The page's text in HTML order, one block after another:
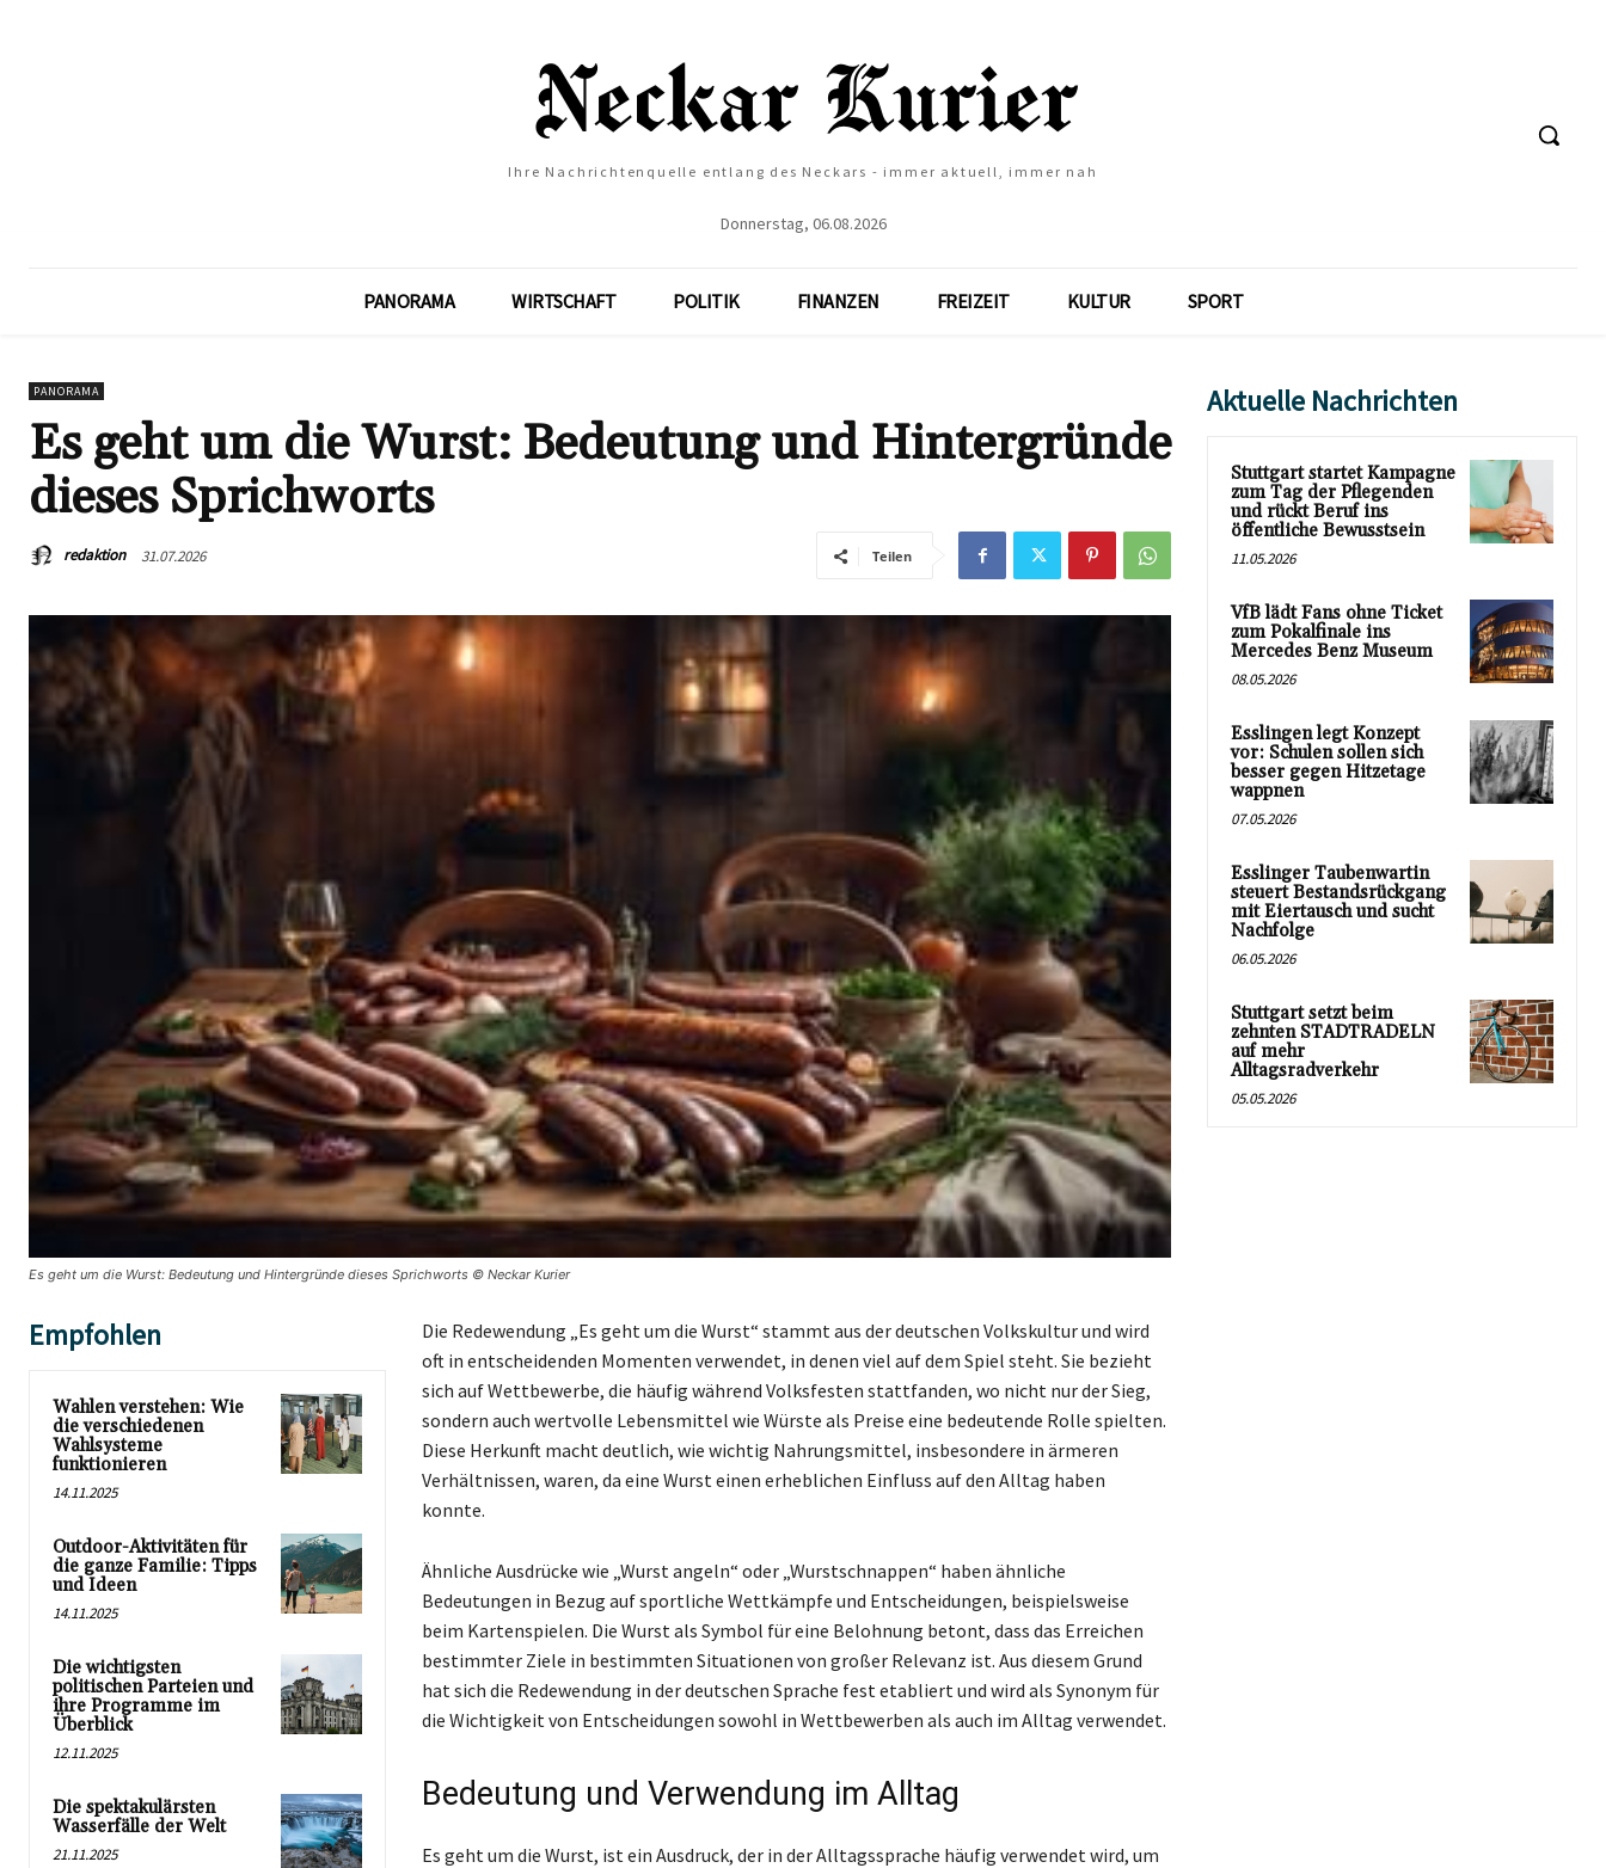
Ihre Nachrichtenquelle entlang des Neckars - immer aktuell, immer nah
Donnerstag, 06.08.2026
PANORAMA WIRTSCHAFT POLITIK FINANZEN FREIZEIT KULTUR SPORT
PANORAMA
Es geht um die Wurst: Bedeutung und Hintergründe
dieses Sprichworts
redaktion 31.07.2026 Teilen
Es geht um die Wurst: Bedeutung und Hintergründe dieses Sprichworts © Neckar Kurier
Empfohlen
Wahlen verstehen: Wie
die verschiedenen
Wahlsysteme
funktionieren
14.11.2025
Outdoor-Aktivitäten für
die ganze Familie: Tipps
und Ideen
14.11.2025
Die wichtigsten
politischen Parteien und
ihre Programme im
Überblick
12.11.2025
Die spektakulärsten
Wasserfälle der Welt
21.11.2025
Die Redewendung „Es geht um die Wurst“ stammt aus der deutschen Volkskultur und wird
oft in entscheidenden Momenten verwendet, in denen viel auf dem Spiel steht. Sie bezieht
sich auf Wettbewerbe, die häufig während Volksfesten stattfanden, wo nicht nur der Sieg,
sondern auch wertvolle Lebensmittel wie Würste als Preise eine bedeutende Rolle spielten.
Diese Herkunft macht deutlich, wie wichtig Nahrungsmittel, insbesondere in ärmeren
Verhältnissen, waren, da eine Wurst einen erheblichen Einfluss auf den Alltag haben
konnte.
Ähnliche Ausdrücke wie „Wurst angeln“ oder „Wurstschnappen“ haben ähnliche
Bedeutungen in Bezug auf sportliche Wettkämpfe und Entscheidungen, beispielsweise
beim Kartenspielen. Die Wurst als Symbol für eine Belohnung betont, dass das Erreichen
bestimmter Ziele in bestimmten Situationen von großer Relevanz ist. Aus diesem Grund
hat sich die Redewendung in der deutschen Sprache fest etabliert und wird als Synonym für
die Wichtigkeit von Entscheidungen sowohl in Wettbewerben als auch im Alltag verwendet.
Bedeutung und Verwendung im Alltag
Es geht um die Wurst, ist ein Ausdruck, der in der Alltagssprache häufig verwendet wird, um
Aktuelle Nachrichten
Stuttgart startet Kampagne
zum Tag der Pflegenden
und rückt Beruf ins
öffentliche Bewusstsein
11.05.2026
VfB lädt Fans ohne Ticket
zum Pokalfinale ins
Mercedes Benz Museum
08.05.2026
Esslingen legt Konzept
vor: Schulen sollen sich
besser gegen Hitzetage
wappnen
07.05.2026
Esslinger Taubenwartin
steuert Bestandsrückgang
mit Eiertausch und sucht
Nachfolge
06.05.2026
Stuttgart setzt beim
zehnten STADTRADELN
auf mehr
Alltagsradverkehr
05.05.2026